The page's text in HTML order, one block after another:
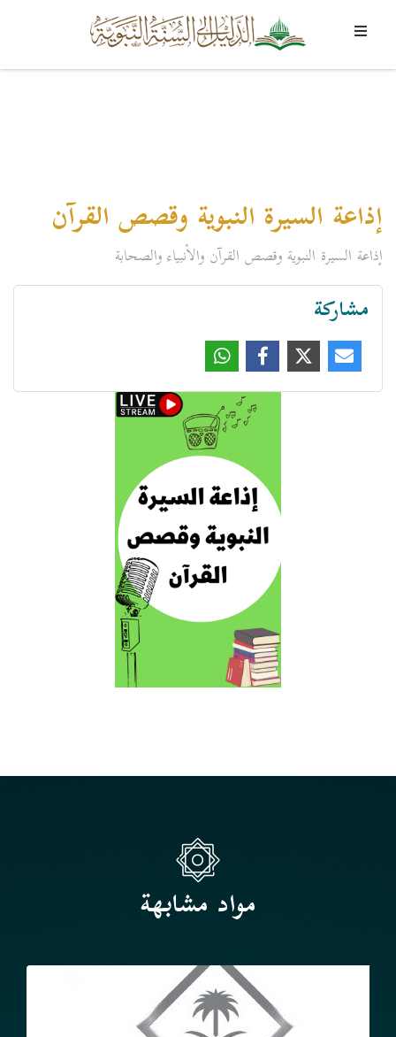
إذاعة السيرة النبوية وقصص القرآن
إذاعة السيرة النبوية وقصص القرآن والأنبياء والصحابة
مشاركة
مواد مشابهة